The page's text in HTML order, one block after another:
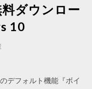
ダウンロー
10
デフォルト機能『ボイ